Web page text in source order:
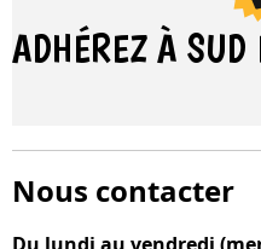
ADHÉREZ À SUD
Nous contacter